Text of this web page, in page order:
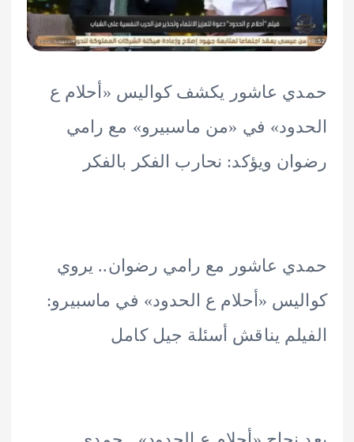
عاشور يكشف كواليس «أحلام ع
في «من ماسبيرو» مع رامي
ويؤكد: نحارب الفكر بالفكر
عاشور مع رامي رضوان.. يروي
«أحلام ع الحدود» في ماسبيرو:
يناقش أسئلة جيل كامل